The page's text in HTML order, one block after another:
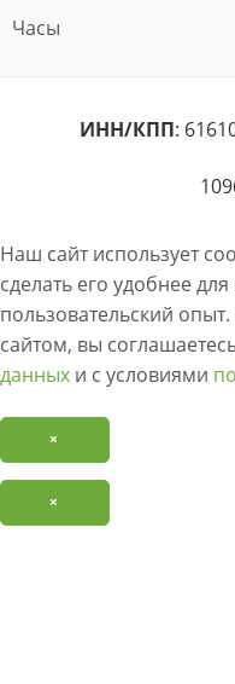
Часы
ИНН/КПП:
Наш сайт использует
сделать его удобнее
пользовательский
сайтом, вы
данных и с условиями
×
×